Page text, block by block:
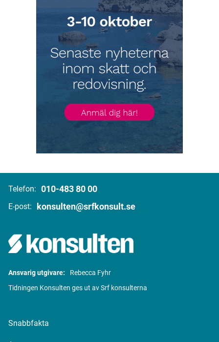
Telefon: 010-483 80 00
E-post: konsulten@srfkonsult.se
Ansvarig utgivare:
Rebecca Fyhr
Tidningen Konsulten ges ut av Srf konsulterna
Snabbfakta